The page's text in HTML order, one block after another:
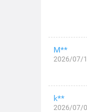
M**
2026/07/
k**
2026/07/